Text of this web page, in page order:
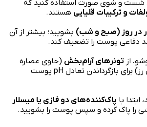
شست و شوی صورت استفاده کنید که
و ترکیبات قلیایی هستند.
در روز (صبح و شب) بشویید؛ بیشتر از آن
دفاعی پوست را تضعیف کند.
از تونرهای آرام‌بخش (حاوی عصاره
چای سبز یا گل رز) برای بازگرداندن تعادل pH پوست
ابتدا با پاک‌کننده‌های دو فازی یا میسلار
را پاک کرده و سپس پوست را بشویید.